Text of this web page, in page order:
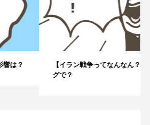
てなんなん？ その4】なぜこのタイミン